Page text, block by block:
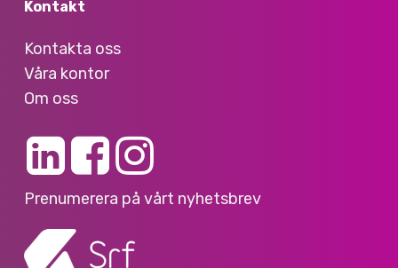
Kontakt
Kontakta oss
Våra kontor
Om oss
Prenumerera på vårt nyhetsbrev